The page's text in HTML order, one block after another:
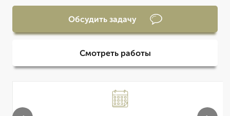
Обсудить задачу
Смотреть работы